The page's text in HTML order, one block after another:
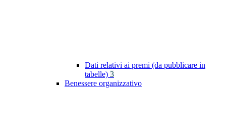
Dati relativi ai premi (da pubblicare in
tabelle) 3
Benessere organizzativo